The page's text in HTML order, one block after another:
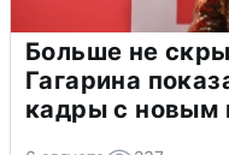
Больше не
Гагарина
кадры с новым